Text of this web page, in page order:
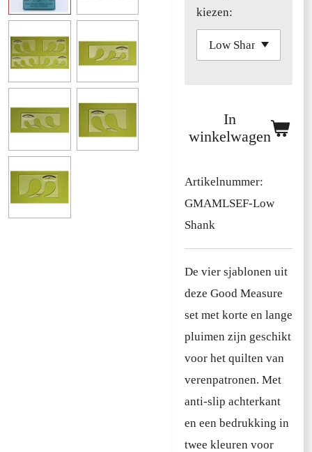
kiezen:
In
winkelwagen
Artikelnummer:
GMAMLSEF-Low
Shank
De vier sjablonen uit
deze Good Measure
set met korte en lange
pluimen zijn geschikt
voor het quilten van
verenpatronen. Met
anti-slip achterkant
en een bedrukking in
twee kleuren voor